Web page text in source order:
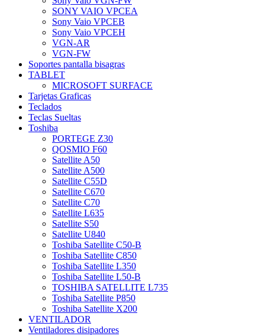
SONY VAIO VPCEA
Sony Vaio VPCEB
Sony Vaio VPCEH
VGN-AR
VGN-FW
Soportes pantalla bisagras
TABLET
MICROSOFT SURFACE
Tarjetas Graficas
Teclados
Teclas Sueltas
Toshiba
PORTEGE Z30
QOSMIO F60
Satellite A50
Satellite A500
Satellite C55D
Satellite C670
Satellite C70
Satellite L635
Satellite S50
Satellite U840
Toshiba Satellite C50-B
Toshiba Satellite C850
Toshiba Satellite L350
Toshiba Satellite L50-B
TOSHIBA SATELLITE L735
Toshiba Satellite P850
Toshiba Satellite X200
VENTILADOR
Ventiladores disipadores